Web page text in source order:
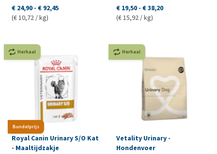
€ 24,90 - € 92,45
(€ 10,72 / kg)
€ 19,50 - € 38,20
(€ 15,92 / kg)
Bundelprijs
Herhaal
Royal Canin Urinary S/O Kat
- Maaltijdzakje
Herhaal
Vetality Urinary -
Hondenvoer